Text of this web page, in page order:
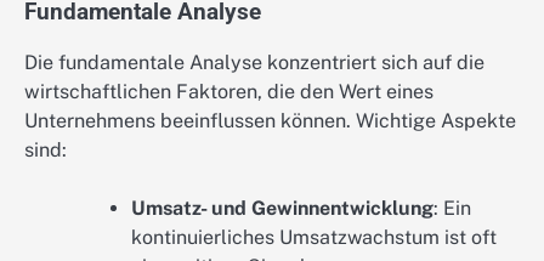
Fundamentale Analyse
Die fundamentale Analyse konzentriert sich auf die
wirtschaftlichen Faktoren, die den Wert eines
Unternehmens beeinflussen können. Wichtige Aspekte
sind:
Umsatz- und Gewinnentwicklung: Ein
kontinuierliches Umsatzwachstum ist oft